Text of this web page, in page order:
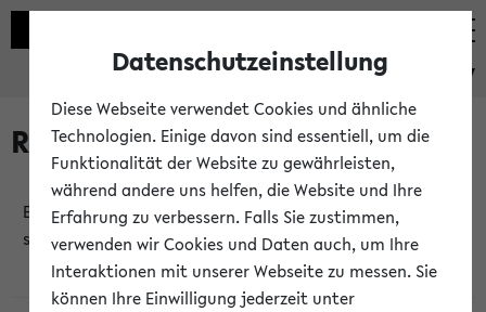
eKVV
Raumänderungen
Es wurden keine Raumänderungen an jetzt
stattfindenden Veranstaltungen gefunden!
Datenschutzeinstellung
Diese Webseite verwendet Cookies und ähnliche
Technologien. Einige davon sind essentiell, um die
Funktionalität der Website zu gewährleisten,
während andere uns helfen, die Website und Ihre
Erfahrung zu verbessern. Falls Sie zustimmen,
verwenden wir Cookies und Daten auch, um Ihre
Interaktionen mit unserer Webseite zu messen. Sie
können Ihre Einwilligung jederzeit unter